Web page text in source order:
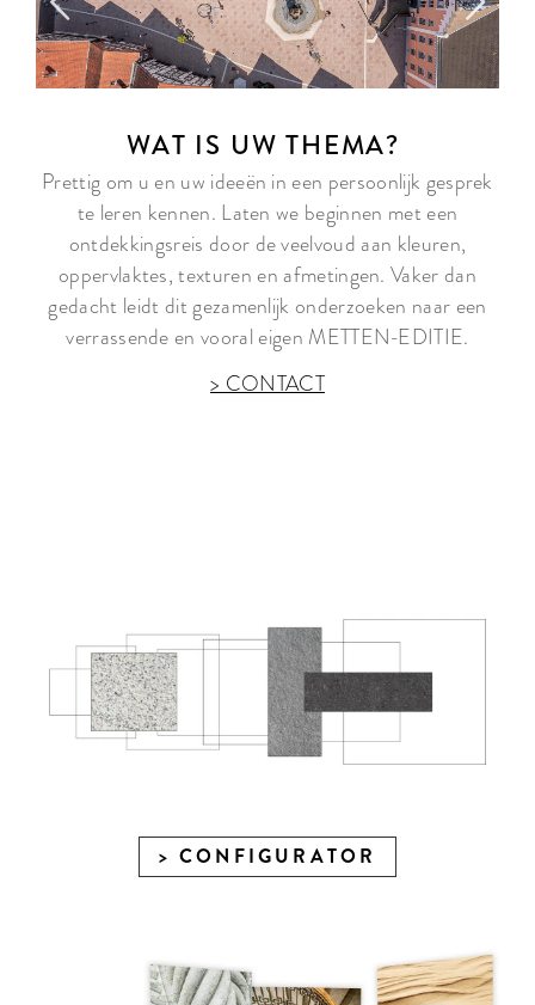
WAT IS UW THEMA?
Prettig om u en uw ideeën in een persoonlijk gesprek
te leren kennen. Laten we beginnen met een
ontdekkingsreis door de veelvoud aan kleuren,
oppervlaktes, texturen en afmetingen. Vaker dan
gedacht leidt dit gezamenlijk onderzoeken naar een
verrassende en vooral eigen METTEN-EDITIE.
> CONTACT
CONFIGURATOR